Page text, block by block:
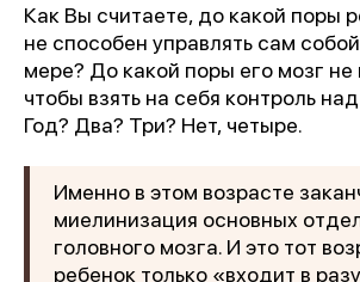
Как Вы считаете, до какой поры
не способен управлять сам
мере? До какой поры его мозг не
чтобы взять на себя контроль
Год? Два? Три? Нет, четыре.
Именно в этом возрасте
миелинизация основных
головного мозга. И это тот
ребенок только «входит в